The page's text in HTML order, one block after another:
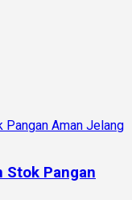
Stok Pangan